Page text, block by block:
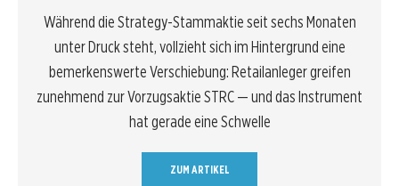
Während die Strategy-Stammaktie seit sechs Monaten
unter Druck steht, vollzieht sich im Hintergrund eine
bemerkenswerte Verschiebung: Retailanleger greifen
zunehmend zur Vorzugsaktie STRC — und das Instrument
hat gerade eine Schwelle
ZUM ARTIKEL